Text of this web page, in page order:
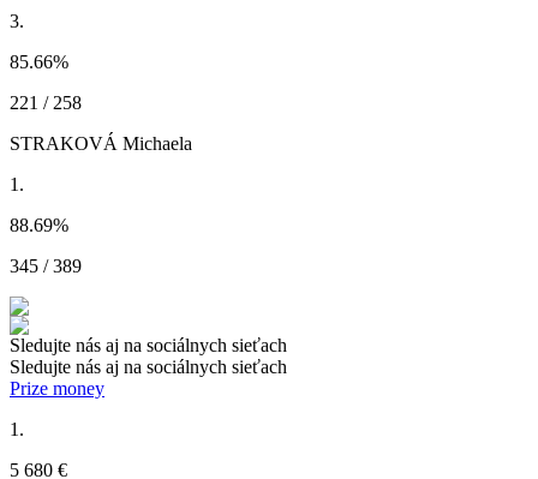
3.
85.66%
221 / 258
STRAKOVÁ Michaela
1.
88.69%
345 / 389
Sledujte nás aj na sociálnych sieťach
Sledujte nás aj na sociálnych sieťach
Prize money
1.
5 680 €